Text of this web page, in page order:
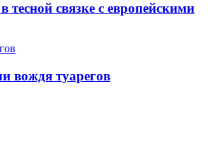
связке с европейскими
вождя туарегов